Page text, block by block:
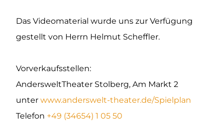
Das Videomaterial wurde uns zur Verfügung
gestellt von Herrn Helmut Scheffler.
Vorverkaufsstellen:
AndersweltTheater Stolberg, Am Markt 2
unter www.anderswelt-theater.de/Spielplan
Telefon +49 (34654) 1 05 50